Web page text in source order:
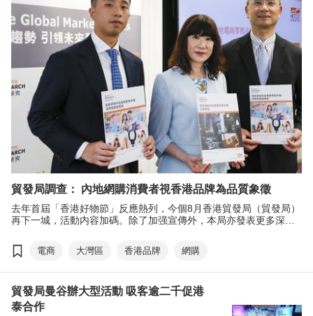
貿發局調查： 內地網購消費者視香港品牌為品質象徵
去年首屆「香港好物節」反應熱列，今個8月香港貿發局（貿發局）
再下一城，活動内容加碼。除了加强宣傳外，本局亦發表更多深度
早前本局再度發表調研報告，深入探討內地消費者網購消費模式，
讓港商掌握内地電商市場的趨勢，制定最大效益的營銷策略，搶佔
電商 大灣區 香港品牌 網購
貿發局曼谷辦大型活動 吸客逾二千促港
泰合作